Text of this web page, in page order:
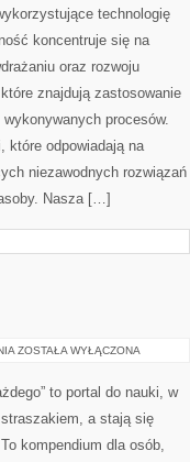
technologię
koncentruje się na
oraz rozwoju
znajdują zastosowanie
procesów.
które odpowiadają na
niezawodnych rozwiązań
Nasza […]
HISTORIA
ZOSTAŁA WYŁĄCZONA
to portal do nauki, w
a stają się
kompendium dla osób,